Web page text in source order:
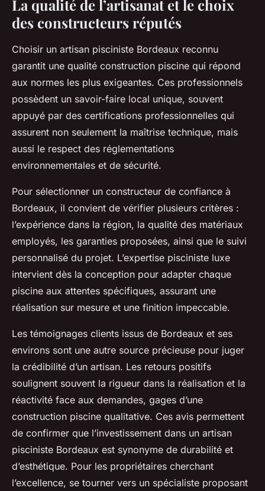
La qualité de l’artisanat et le choix
des constructeurs réputés
Choisir un artisan pisciniste Bordeaux reconnu
garantit une qualité construction piscine qui répond
aux normes les plus exigeantes. Ces professionnels
possèdent un savoir-faire local unique, souvent
appuyé par des certifications professionnelles qui
assurent non seulement la maîtrise technique, mais
aussi le respect des réglementations
environnementales et de sécurité.
Pour sélectionner un constructeur de confiance à
Bordeaux, il convient de vérifier plusieurs critères :
l’expérience dans la région, la qualité des matériaux
employés, les garanties proposées, ainsi que le suivi
personnalisé du projet. L’expertise pisciniste luxe
intervient dès la conception pour adapter chaque
piscine aux attentes spécifiques, assurant une
réalisation sur mesure et une finition impeccable.
Les témoignages clients issus de Bordeaux et ses
environs sont une autre source précieuse pour juger
la crédibilité d’un artisan. Les retours positifs
soulignent souvent la rigueur dans la réalisation et la
réactivité face aux demandes, gages d’une
construction piscine qualitative. Ces avis permettent
de confirmer que l’investissement dans un artisan
pisciniste Bordeaux est synonyme de durabilité et
d’esthétique. Pour les propriétaires cherchant
l’excellence, se tourner vers un spécialiste proposant